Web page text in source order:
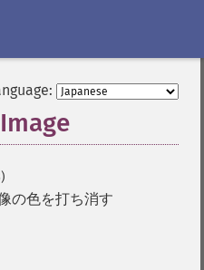
の色を打ち消す